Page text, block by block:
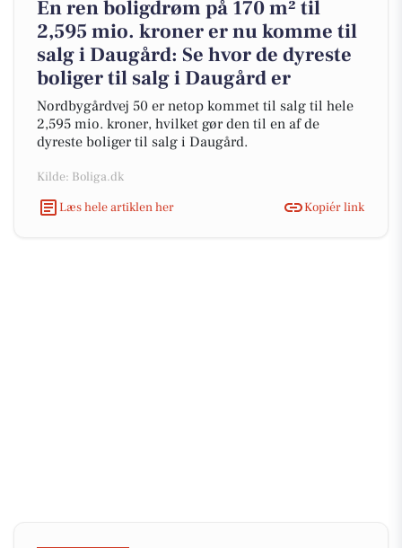
En ren boligdrøm på 170 m² til
2,595 mio. kroner er nu komme til
salg i Daugård: Se hvor de dyreste
boliger til salg i Daugård er
Nordbygårdvej 50 er netop kommet til salg til hele
2,595 mio. kroner, hvilket gør den til en af de
dyreste boliger til salg i Daugård.
Kilde: Boliga.dk
Læs hele artiklen her
Kopiér link